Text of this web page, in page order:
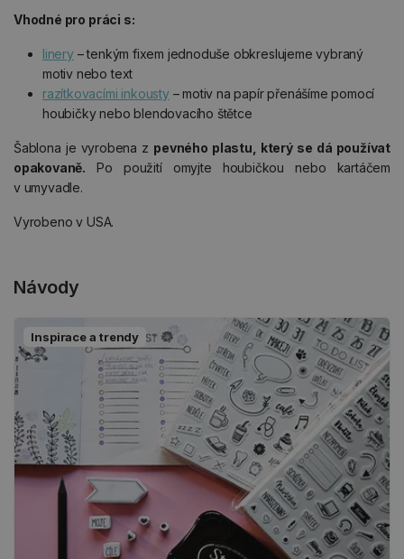
Vhodné pro práci s:
linery– tenkým fixem jednoduše obkreslujeme vybraný
motiv nebo text
razítkovacími inkousty– motiv na papír přenášíme pomocí
houbičky nebo blendovacího štětce
Šablona je vyrobena z pevného plastu, který se dá používat
opakovaně. Po použití omyjte houbičkou nebo kartáčem
v umyvadle.
Vyrobeno v USA.
Návody
Inspirace a trendy